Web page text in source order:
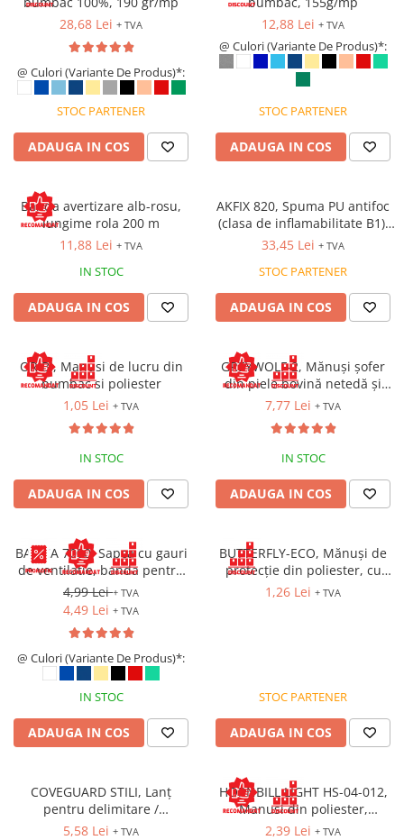
Costume | Combinezoane Ignifuge
Jachete| Bluze Ignifuge
Mânecuțe Ignifuge
Pantaloni Ignifugi
Sorturi ignifuge
28,68 Lei + TVA
@ Culori (Variante De Produs)*:
STOC PARTENER
ADAUGA IN COS
12,88 Lei + TVA
@ Culori (Variante De Produs)*:
STOC PARTENER
ADAUGA IN COS
Banda avertizare alb-rosu,
lungime rola 200 m
11,88 Lei + TVA
IN STOC
ADAUGA IN COS
AKFIX 820, Spuma PU antifoc
(clasa de inflamabilitate B1),
aplicare cu pai, tub 750ml
33,45 Lei + TVA
STOC PARTENER
ADAUGA IN COS
ORIBI, Manusi de lucru din
bumbac si poliester
1,05 Lei + TVA
IN STOC
ADAUGA IN COS
GREYWOLF-2, Mănuși șofer
din piele bovină netedă și
piele șpalț, manșetă scurtă
7,77 Lei + TVA
IN STOC
ADAUGA IN COS
BASICA 7000, Sapca cu gauri
de ventilatie, banda pentru
transpiratie si prindere cu
arici
4,99 Lei+ TVA
4,49 Lei + TVA
@ Culori (Variante De Produs)*:
IN STOC
ADAUGA IN COS
BUTTERFLY-ECO, Mănuși de
protecție din poliester, cu
vârfurile degetelor imersate
1,26 Lei + TVA
STOC PARTENER
ADAUGA IN COS
COVEGUARD STILI, Lanț
pentru delimitare /
semnalizare, lungime 25 m
5,58 Lei + TVA
HORNBILL LIGHT HS-04-012,
Manusi din poliester,
imersate in latex
2,39 Lei + TVA